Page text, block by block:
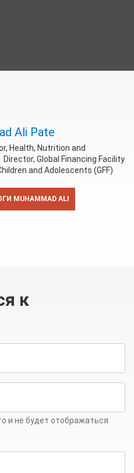
Ali Pate
Health, Nutrition and
Director, Global Financing Facility
and Adolescents (GFF)
MUHAMMAD ALI
к
и не будет отображаться